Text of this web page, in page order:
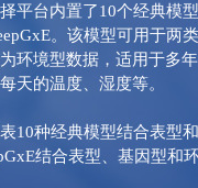
平台内置了10个经典模
。该模型可用于两
环境型数据，适用于多
天的温度、湿度等。
10种经典模型结合表型
结合表型、基因型和